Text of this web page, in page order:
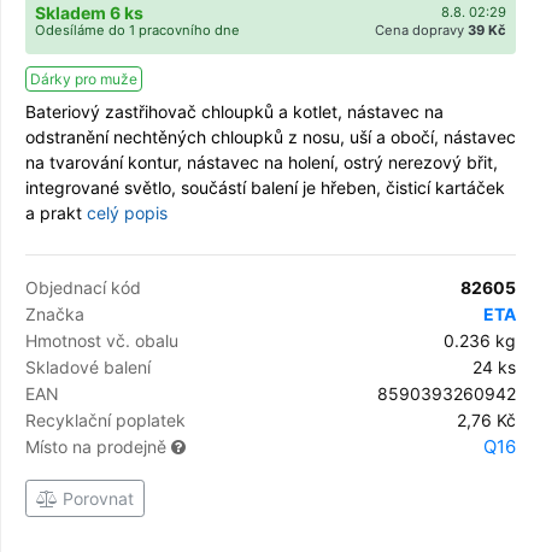
8.8. 02:29
Skladem 6 ks
Cena dopravy 39 Kč
Odesíláme do 1 pracovního dne
Dárky pro muže
Bateriový zastřihovač chloupků a kotlet, nástavec na
odstranění nechtěných chloupků z nosu, uší a obočí, nástavec
na tvarování kontur, nástavec na holení, ostrý nerezový břit,
integrované světlo, součástí balení je hřeben, čisticí kartáček
a prakt celý popis
Objednací kód
82605
Značka
ETA
Hmotnost vč. obalu
0.236 kg
Skladové balení
24 ks
EAN
8590393260942
Recyklační poplatek
2,76 Kč
Místo na prodejně
Q16
Porovnat